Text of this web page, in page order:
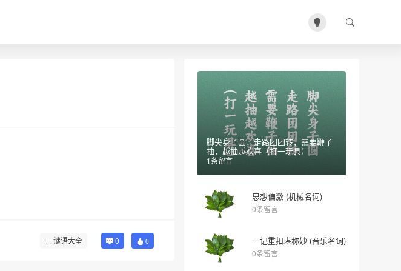
谜语大全 0 0
脚尖身子圆，走路团团转，需要鞭子
抽，越抽越欢喜（打一玩具）
1条留言
思想偏激 (机械名词)
0条留言
一记重扣堪称妙 (音乐名词)
0条留言